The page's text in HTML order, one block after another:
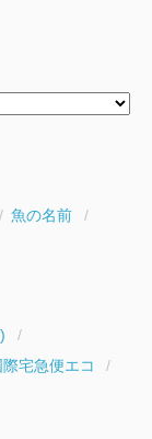
魚の名前
宅急便エコ